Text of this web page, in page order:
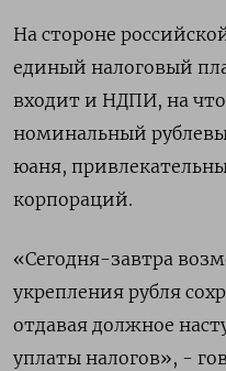
На стороне
единый налоговый
входит и НДПИ, на
номинальный
юаня,
корпораций.
«Сегодня-завтра
укрепления рубля
отдавая должное
уплаты налогов», -